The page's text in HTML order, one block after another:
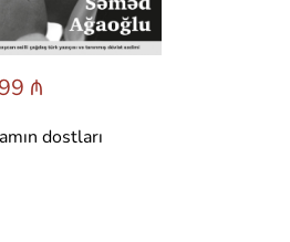
₼
dostları